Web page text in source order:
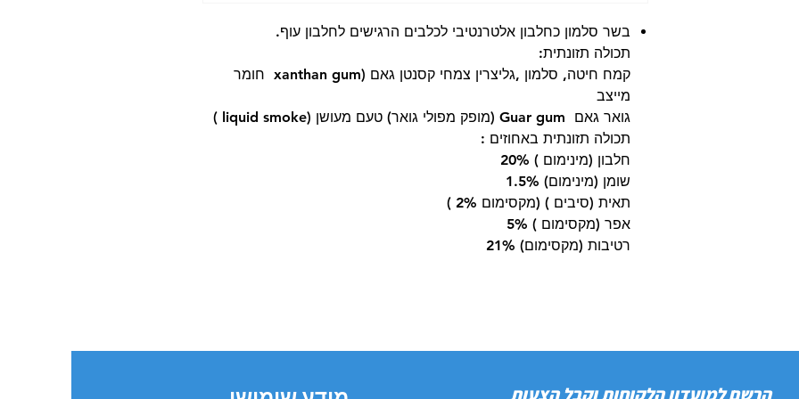
בשר סלמון כחלבון אלטרנטיבי לכלבים הרגישים לחלבון עוף.
תכולה תזונתית:
קמח חיטה, סלמון ,גליצרין צמחי קסנטן גאם (xanthan gum חומר
מייצב
גואר גאם Guar gum (מופק מפולי גואר) טעם מעושן (liquid smoke )
תכולה תזונתית באחוזים :
חלבון (מינימום ) 20%
שומן (מינימום) 1.5%
תאית (סיבים ) (מקסימום 2% )
אפר (מקסימום ) 5%
רטיבות (מקסימום) 21%